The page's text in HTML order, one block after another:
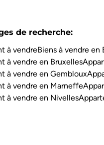
de recherche:
à vendreBiens à vendre en
à vendre en Bruxelles
à vendre en Gembloux
à vendre en Marneffe
à vendre en Nivelles